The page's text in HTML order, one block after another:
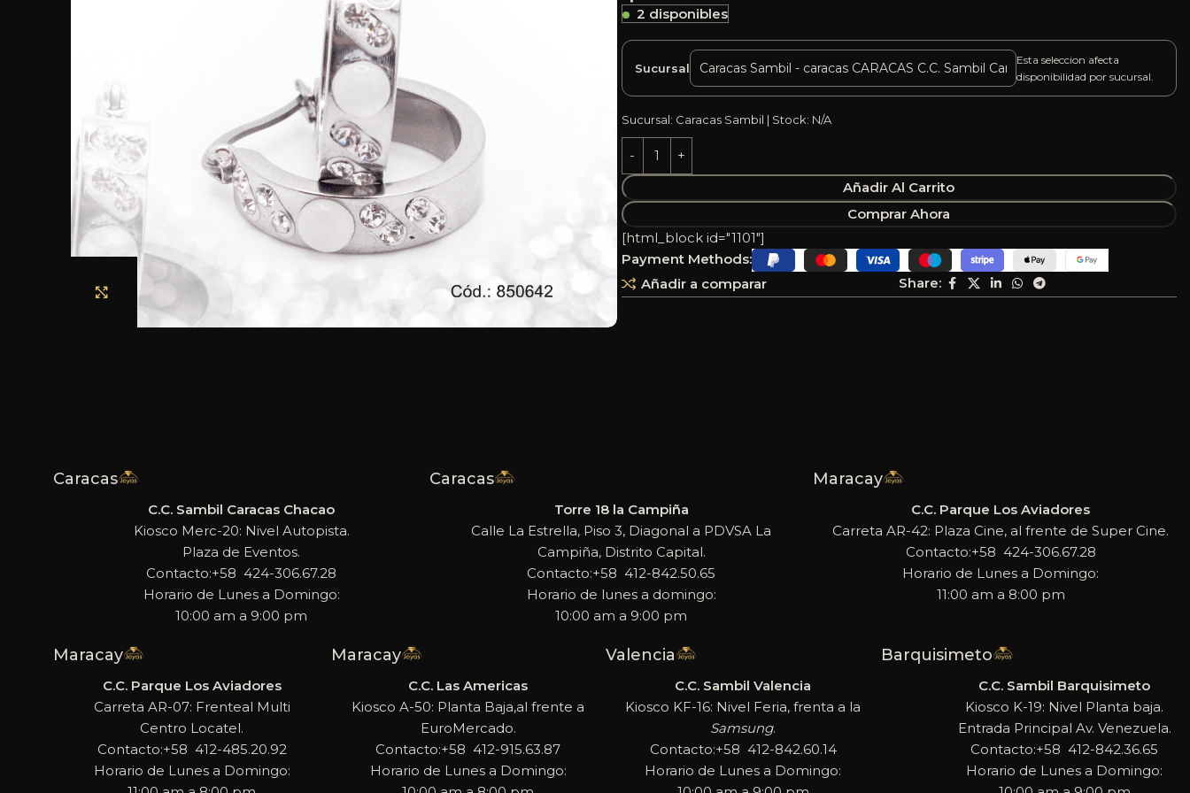
Haga clic para ampliar
2 disponibles
Sucursal
Esta seleccion afecta
disponibilidad por sucursal.
Sucursal: Caracas Sambil | Stock: N/A
Añadir Al Carrito
Comprar Ahora
Añadir a comparar Share:
[html_block id="1101"]
Payment Methods:
Caracas
C.C. Sambil Caracas Chacao
Kiosco Merc-20: Nivel Autopista.
Plaza de Eventos.
Contacto:+58 424-306.67.28
Horario de Lunes a Domingo:
10:00 am a 9:00 pm
Caracas
Torre 18 la Campiña
Calle La Estrella, Piso 3, Diagonal a PDVSA La
Campiña, Distrito Capital.
Contacto:+58 412-842.50.65
Horario de lunes a domingo:
10:00 am a 9:00 pm
Maracay
C.C. Parque Los Aviadores
Carreta AR-42: Plaza Cine, al frente de Super Cine.
Contacto:+58 424-306.67.28
Horario de Lunes a Domingo:
11:00 am a 8:00 pm
Maracay
C.C. Parque Los Aviadores
Carreta AR-07: Frenteal Multi
Centro Locatel.
Contacto:+58 412-485.20.92
Horario de Lunes a Domingo:
Maracay
C.C. Las Americas
Kiosco A-50: Planta Baja,al frente a
EuroMercado.
Contacto:+58 412-915.63.87
Horario de Lunes a Domingo:
Valencia
C.C. Sambil Valencia
Kiosco KF-16: Nivel Feria, frenta a la
Samsung.
Contacto:+58 412-842.60.14
Horario de Lunes a Domingo:
Barquisimeto
C.C. Sambil Barquisimeto
Kiosco K-19: Nivel Planta baja.
Entrada Principal Av. Venezuela.
Contacto:+58 412-842.36.65
Horario de Lunes a Domingo: